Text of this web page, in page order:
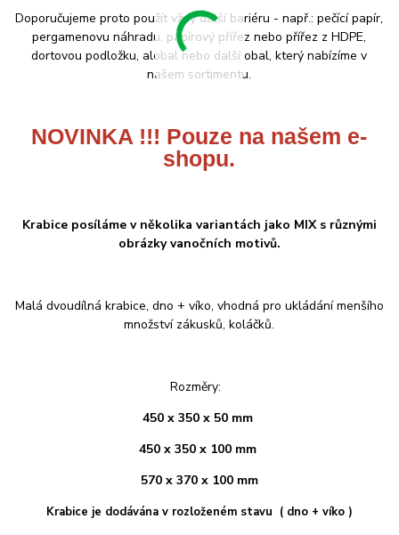
Doporučujeme proto použít vždy další bariéru - např.: pečící papír,
pergamenovu náhradu, papírový přířez nebo přířez z HDPE,
dortovou podložku, alobal nebo další obal, který nabízíme v
našem sortimentu.
NOVINKA !!! Pouze na našem e-
shopu.
Krabice posíláme v několika variantách jako MIX s různými
obrázky vanočních motivů.
Malá dvoudílná krabice, dno + víko, vhodná pro ukládání menšího
množství zákusků, koláčků.
Rozměry:
450 x 350 x 50 mm
450 x 350 x 100 mm
570 x 370 x 100 mm
Krabice je dodávána v rozloženém stavu ( dno + víko )